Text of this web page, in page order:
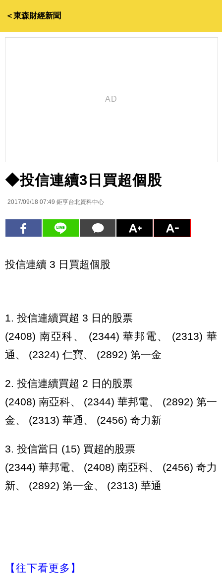
＜東森財經新聞
◆投信連續3日買超個股
2017/09/18 07:49 鉅亨台北資料中心
投信連續 3 日買超個股
1. 投信連續買超 3 日的股票
(2408) 南亞科、 (2344) 華邦電、 (2313) 華
通、 (2324) 仁寶、 (2892) 第一金
2. 投信連續買超 2 日的股票
(2408) 南亞科、 (2344) 華邦電、 (2892) 第一
金、 (2313) 華通、 (2456) 奇力新
3. 投信當日 (15) 買超的股票
(2344) 華邦電、 (2408) 南亞科、 (2456) 奇力
新、 (2892) 第一金、 (2313) 華通
【往下看更多】